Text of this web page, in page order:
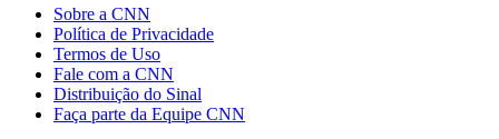
Sobre a CNN
Política de Privacidade
Termos de Uso
Fale com a CNN
Distribuição do Sinal
Faça parte da Equipe CNN